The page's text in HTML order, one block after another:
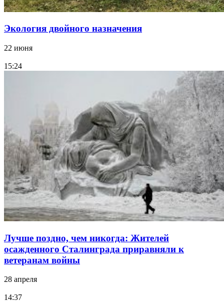
Экология двойного назначения
22 июня
15:24
Лучше поздно, чем никогда: Жителей
осажденного Сталинграда приравняли к
ветеранам войны
28 апреля
14:37